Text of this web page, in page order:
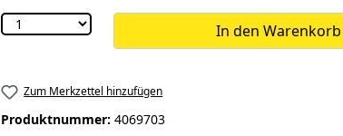
In den Warenkorb
Zum Merkzettel hinzufügen
Produktnummer: 4069703